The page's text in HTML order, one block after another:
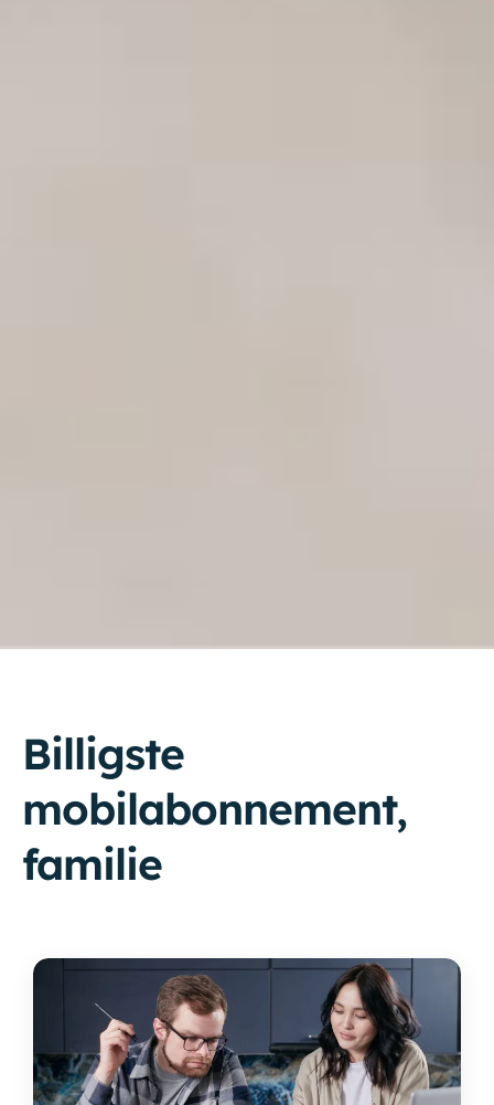
Billigste
mobilabonnement,
familie